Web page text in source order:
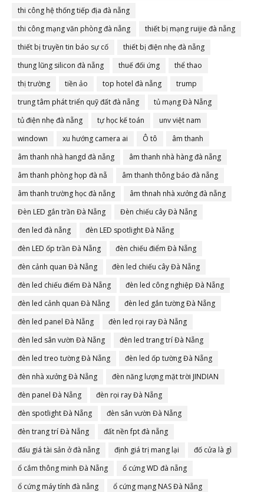
thi công hệ thống tiếp địa đà nẵng
thi công mạng văn phòng đà nẵng
thiết bị mạng ruijie đà nẵng
thiết bị truyền tin báo sự cố
thiết bị điện nhẹ đà nẵng
thung lũng silicon đà nẵng
thuế đối ứng
thể thao
thị trường
tiền ảo top hotel đà nẵng
trump
trung tâm phát triển quỹ đất đà nẵng
tủ mạng Đà Nẵng
tủ điện nhẹ đà nẵng
tự học kế toán
unv việt nam
windown
xu hướng camera ai Ô tô
âm thanh
âm thanh nhà hangd đà nẵng
âm thanh nhà hàng đà nẵng
âm thanh phòng họp đà nẵ
âm thanh thông báo đà nẵng
âm thanh trường học đà nẵng
âm thnah nhà xưởng đà nẵng
Đèn LED gắn trần Đà Nẵng
Đèn chiếu cây Đà Nẵng
đen led đà nẵng
đèn LED spotlight Đà Nẵng
đèn LED ốp trần Đà Nẵng
đèn chiếu điểm Đà Nẵng
đèn cảnh quan Đà Nẵng
đèn led chiếu cây Đà Nẵng
đèn led chiếu điểm Đà Nẵng
đèn led công nghiệp Đà Nẵng
đèn led cảnh quan Đà Nẵng
đèn led gắn tường Đà Nẵng
đèn led panel Đà Nẵng
đèn led rọi ray Đà Nẵng
đèn led sân vườn Đà Nẵng
đèn led trang trí Đà Nẵng
đèn led treo tường Đà Nẵng
đèn led ốp tường Đà Nẵng
đèn nhà xưởng Đà Nẵng
đèn năng lượng mặt trời JINDIAN
đèn panel Đà Nẵng
đèn rọi ray Đà Nẵng
đèn spotlight Đà Nẵng
đèn sân vườn Đà Nẵng
đèn trang trí Đà Nẵng
đất nền fpt đà nẵng
đấu giá tài sản ở đà nẵng
định giá trị mang lại
đố cửa là gì
ổ cắm thông minh Đà Nẵng
ổ cứng WD đà nẵng
ổ cứng máy tính đà nẵng
ổ cứng mạng NAS Đà Nẵng